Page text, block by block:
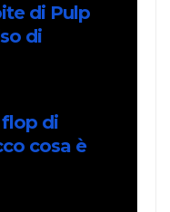
di Pulp
di
flop di
cosa è